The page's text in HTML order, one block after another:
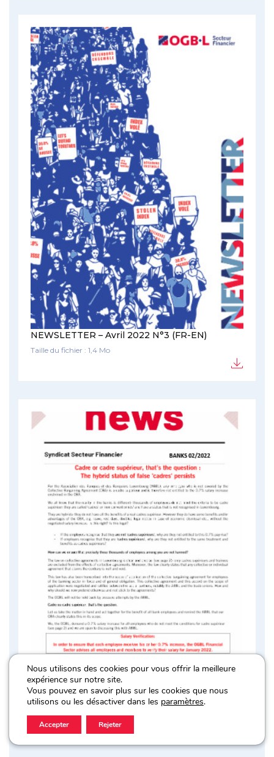
NEWSLETTER – Avril 2022 N°3 (FR-EN)
Taille du fichier : 1,4 Mo
NEWSLETTER – Mars 2022 N°2 (EN)
Nous utilisons des cookies pour vous offrir la meilleure
expérience sur notre site.
Vous pouvez en savoir plus sur les cookies que nous
utilisons ou les désactiver dans les paramètres.
Accepter Rejeter